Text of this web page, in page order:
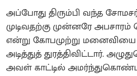
அப்போது திரும்பி வந்த
முடிவதற்கு முன்னரே அபசாரம்
என்று கோபமுற்று
அடித்துத் துரத்திவிட்டார்.
அவள் காட்டில்